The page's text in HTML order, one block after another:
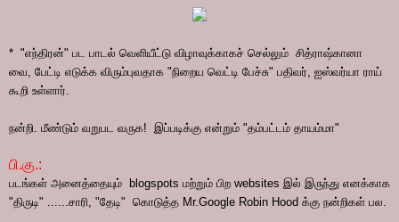
* "எந்திரன்" பட பாடல் வெளியீட்டு விழாவுக்காகச் செல்லும் சித்ராஷ்கானா
வை, பேட்டி எடுக்க விரும்புவதாக "நிறைய வெட்டி பேச்சு" பதிவர், ஐஸ்வர்யா ராய்
கூறி உள்ளார்.
நன்றி. மீண்டும் வறுபட வருக! இப்படிக்கு என்றும் "தம்பட்டம் தாயம்மா"
பி.கு.:
படங்கள் அனைத்தையும் blogspots மற்றும் பிற websites இல் இருந்து எனக்காக
"திருடி" ......சாரி, "தேடி" கொடுத்த Mr.Google Robin Hood க்கு நன்றிகள் பல.